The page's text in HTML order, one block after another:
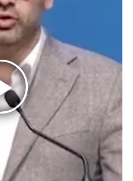
Play
Video